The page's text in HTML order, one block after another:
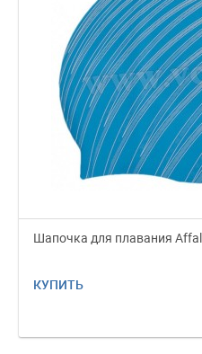
Шапочка для плавания
КУПИТЬ